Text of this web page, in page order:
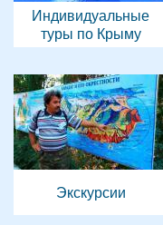
Индивидуальные
туры по Крыму
Экскурсии